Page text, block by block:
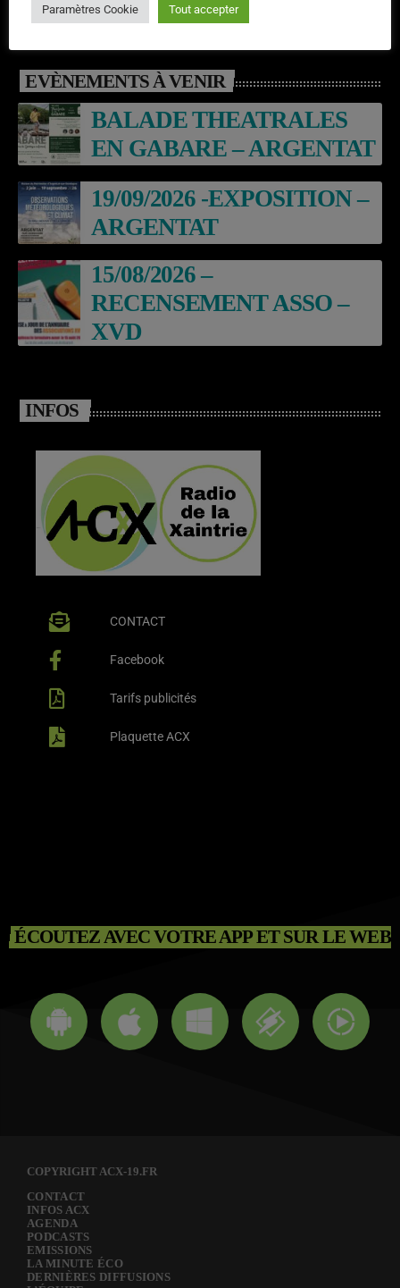
EVÈNEMENTS À VENIR
BALADE THEATRALES
EN GABARE – ARGENTAT
19/09/2026 -EXPOSITION –
ARGENTAT
15/08/2026 –
RECENSEMENT ASSO –
XVD
INFOS
CONTACT
Facebook
Tarifs publicités
Plaquette ACX
ÉCOUTEZ AVEC VOTRE APP ET SUR LE WEB
COPYRIGHT ACX-19.FR
CONTACT
INFOS ACX
AGENDA
PODCASTS
EMISSIONS
LA MINUTE ÉCO
DERNIÈRES DIFFUSIONS
Paramètres Cookie Tout accepter